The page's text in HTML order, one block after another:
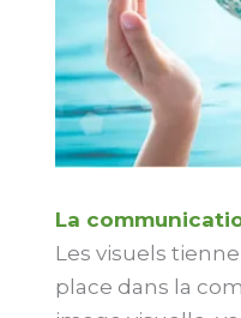
La
Les visuels
place dans la